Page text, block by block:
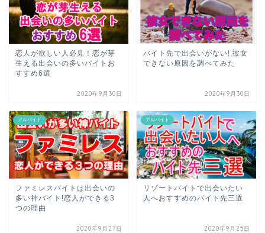
恋人が欲しい人必見！恋が芽
生える出会いの多いバイトお
すすめ6選
2020年9月30日
バイト先で出会いがない! 彼女
できない原因を調べてみた
2020年9月30日
アルバイト
ファミレスバイトは出会いの
多い神バイト!恋人ができる3
つの理由
2020年9月27日
アルバイト
リゾートバイトで出会いたい
人へおすすめのバイト先三選
2020年9月25日